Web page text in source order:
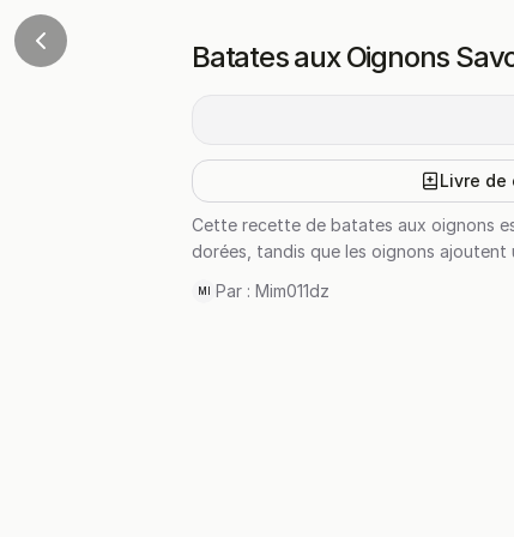
Batates aux Oignons
Livre de
Cette recette de batates aux oignons
dorées, tandis que les oignons
MI Par : Mim011dz